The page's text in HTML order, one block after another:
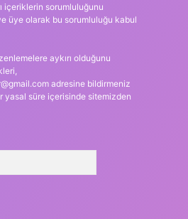
içeriklerin sorumluluğunu
üye olarak bu sorumluluğu kabul
aykırı olduğunu
adresine bildirmeniz
yasal süre içerisinde sitemizden